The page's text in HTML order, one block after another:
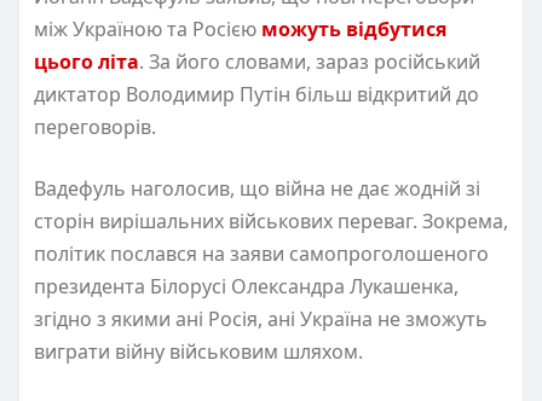
між Україною та Росією можуть відбутися
цього літа. За його словами, зараз російський
диктатор Володимир Путін більш відкритий до
переговорів.
Вадефуль наголосив, що війна не дає жодній зі
сторін вирішальних військових переваг. Зокрема,
політик послався на заяви самопроголошеного
президента Білорусі Олександра Лукашенка,
згідно з якими ані Росія, ані Україна не зможуть
виграти війну військовим шляхом.